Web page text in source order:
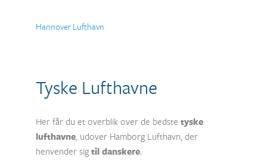
Hannover Lufthavn
Tyske Lufthavne
Her får du et overblik over de bedste tyske
lufthavne, udover Hamborg Lufthavn, der
henvender sigtil danskere.